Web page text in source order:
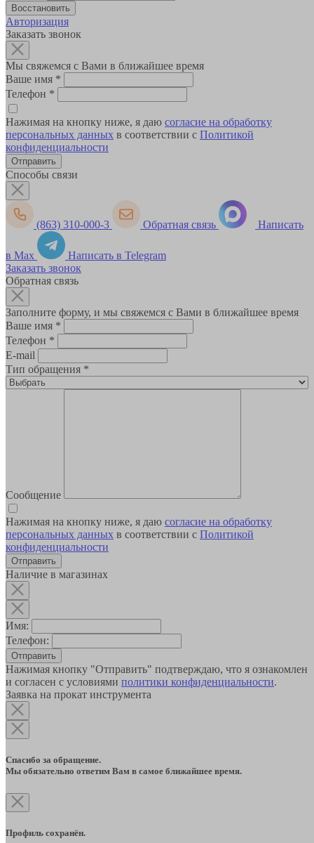
Авторизация
Заказать звонок
Мы свяжемся с Вами в ближайшее время
Ваше имя *
Телефон *
Нажимая на кнопку ниже, я даю согласие на обработку
персональных данных в соответствии с Политикой
конфиденциальности
Способы связи
(863) 310-000-3 Обратная связь Написать
в Max
Написать в Telegram
Заказать звонок
Обратная связь
Заполните форму, и мы свяжемся с Вами в ближайшее время
Ваше имя *
Телефон *
E-mail
Тип обращения *
Сообщение
Нажимая на кнопку ниже, я даю согласие на обработку
персональных данных в соответствии с Политикой
конфиденциальности
Наличие в магазинах
Имя:
Телефон:
Отправить
Нажимая кнопку "Отправить" подтверждаю, что я ознакомлен
и согласен с условиями политики конфиденциальности.
Заявка на прокат инструмента
Спасибо за обращение.
Мы обязательно ответим Вам в самое ближайшее время.
Профиль сохранён.